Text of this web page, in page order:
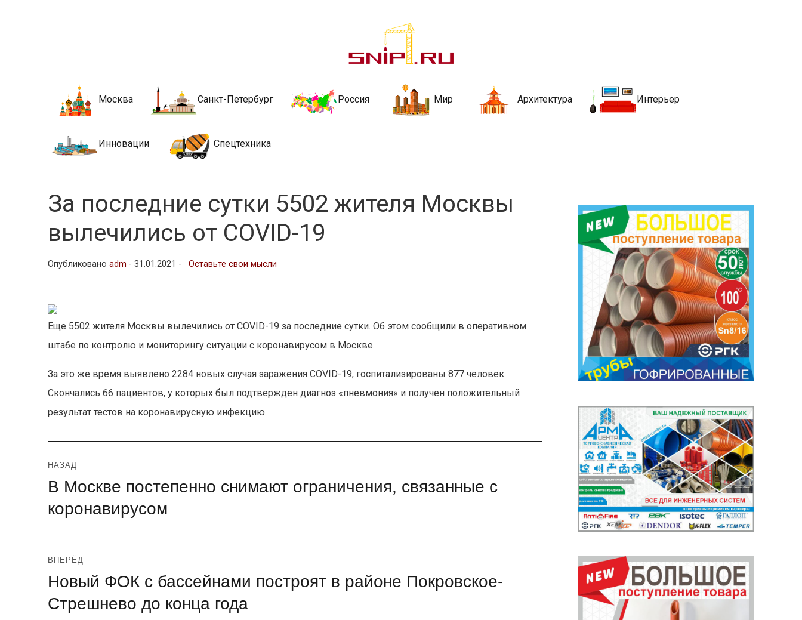
Новости строительства и недвижимости
стройкой рубрики
Москва Санкт-Петербург Россия Мир Архитектура Интерьер
Инновации Спецтехника
За последние сутки 5502 жителя Москвы
вылечились от COVID-19
Опубликованоadm -31.01.2021 - Оставьте свои мысли
Еще 5502 жителя Москвы вылечились от COVID-19 за последние сутки. Об этом сообщили в оперативном
штабе по контролю и мониторингу ситуации с коронавирусом в Москве.
За это же время выявлено 2284 новых случая заражения COVID-19, госпитализированы 877 человек.
Скончались 66 пациентов, у которых был подтвержден диагноз «пневмония» и получен положительный
результат тестов на коронавирусную инфекцию.
Навигация
по
записям
НАЗАД
Предыдущая
В Москве постепенно снимают ограничения, связанные с
коронавирусом
ВПЕРЁД
Следующая
Новый ФОК с бассейнами построят в районе Покровское-
Стрешнево до конца года